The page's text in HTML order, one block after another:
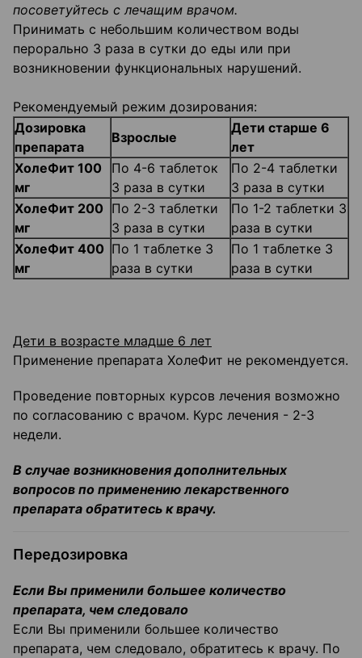
посоветуйтесь с лечащим врачом.
Принимать с небольшим количеством воды
перорально 3 раза в сутки до еды или при
возникновении функциональных нарушений.
Рекомендуемый режим дозирования:
Дозировка
препарата
Взрослые
Дети старше 6
лет
ХолеФит 100
мг
По 4-6 таблеток
3 раза в сутки
По 2-4 таблетки
3 раза в сутки
ХолеФит 200
мг
По 2-3 таблетки
3 раза в сутки
По 1-2 таблетки 3
раза в сутки
ХолеФит 400
мг
По 1 таблетке 3
раза в сутки
По 1 таблетке 3
раза в сутки
Дети в возрасте младше 6 лет
Применение препарата ХолеФит не рекомендуется.
Проведение повторных курсов лечения возможно
по согласованию с врачом. Курс лечения - 2-3
недели.
В случае возникновения дополнительных
вопросов по применению лекарственного
препарата обратитесь к врачу.
Передозировка
Если Вы применили большее количество
препарата, чем следовало
Если Вы применили большее количество
препарата, чем следовало, обратитесь к врачу. По